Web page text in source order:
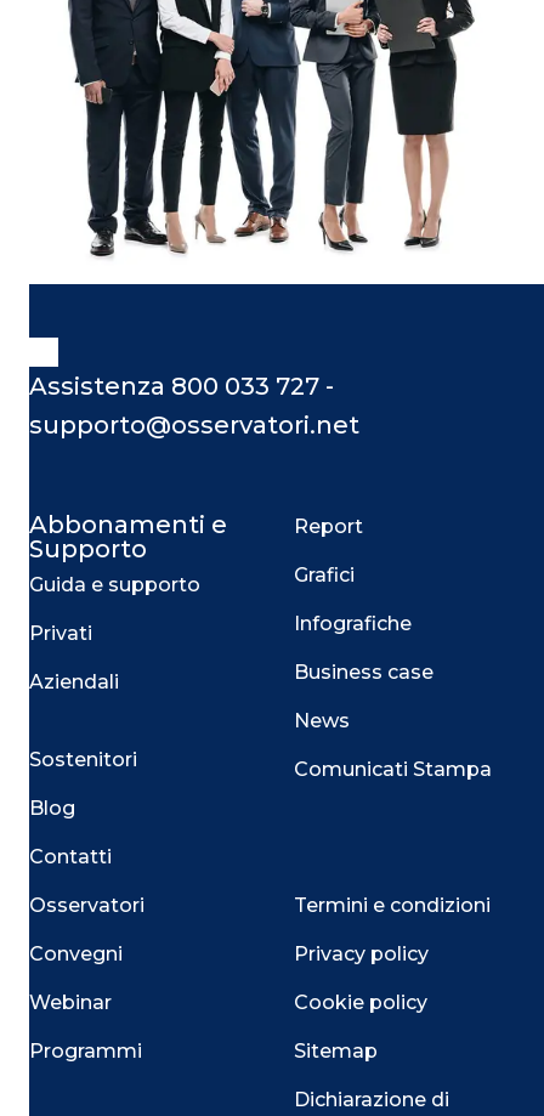
Assistenza 800 033 727 -
supporto@osservatori.net
Abbonamenti e
Supporto
Guida e supporto
Privati
Aziendali
Sostenitori
Blog
Contatti
Osservatori
Convegni
Webinar
Programmi
Report
Grafici
Infografiche
Business case
News
Comunicati Stampa
Termini e condizioni
Privacy policy
Cookie policy
Sitemap
Dichiarazione di